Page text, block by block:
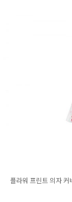
플라워 프린트 의자